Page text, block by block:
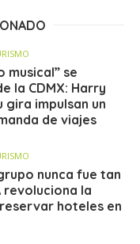
musical” se
la CDMX: Harry
gira impulsan un
de viajes
nunca fue tan
revoluciona la
hoteles en